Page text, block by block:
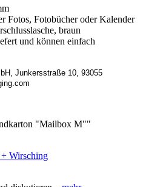
Fotos, Fotobücher oder Kalender
braun
und können einfach
Junkersstraße 10, 93055
"Mailbox M""
Wirsching